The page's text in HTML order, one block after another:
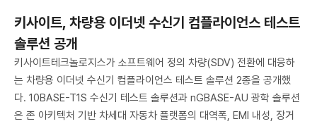
키사이트, 차량용 이더넷 수신기 컴플라이언스 테스트
솔루션 공개
키사이트테크놀로지스가 소프트웨어 정의 차량(SDV) 전환에 대응하
는 차량용 이더넷 수신기 컴플라이언스 테스트 솔루션 2종을 공개했
다. 10BASE-T1S 수신기 테스트 솔루션과 nGBASE-AU 광학 솔루션
은 존 아키텍처 기반 차세대 자동차 플랫폼의 대역폭, EMI 내성, 장거